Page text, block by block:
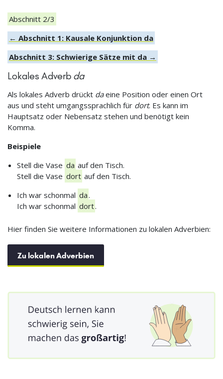
Abschnitt 2/3
← Abschnitt 1: Kausale Konjunktion da
Abschnitt 3: Schwierige Sätze mit da →
Lokales Adverb da
Als lokales Adverb drückt daeine Position oder einen Ort
aus und steht umgangssprachlich für dort. Es kann im
Hauptsatz oder Nebensatz stehen und benötigt kein
Komma.
Beispiele
Stell die Vase da auf den Tisch.
Stell die Vase dort auf den Tisch.
Ich war schonmal da .
Ich war schonmal dort.
Hier finden Sie weitere Informationen zu lokalen Adverbien:
Zu lokalen Adverbien